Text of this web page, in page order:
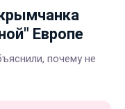
Европе
почему не